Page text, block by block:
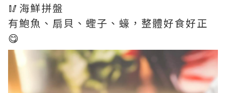
🥢海鮮拼盤
有鮑魚、扇貝、蟶子、蠔，整體好食好正
😋